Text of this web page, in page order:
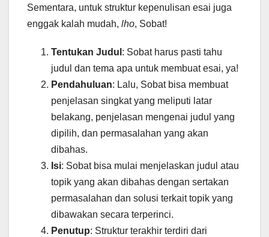
Sementara, untuk struktur kepenulisan esai juga
enggak kalah mudah, lho, Sobat!
Tentukan Judul : Sobat harus pasti tahu
judul dan tema apa untuk membuat esai, ya!
Pendahuluan: Lalu, Sobat bisa membuat
penjelasan singkat yang meliputi latar
belakang, penjelasan mengenai judul yang
dipilih, dan permasalahan yang akan
dibahas.
Isi: Sobat bisa mulai menjelaskan judul atau
topik yang akan dibahas dengan sertakan
permasalahan dan solusi terkait topik yang
dibawakan secara terperinci.
Penutup: Struktur terakhir terdiri dari